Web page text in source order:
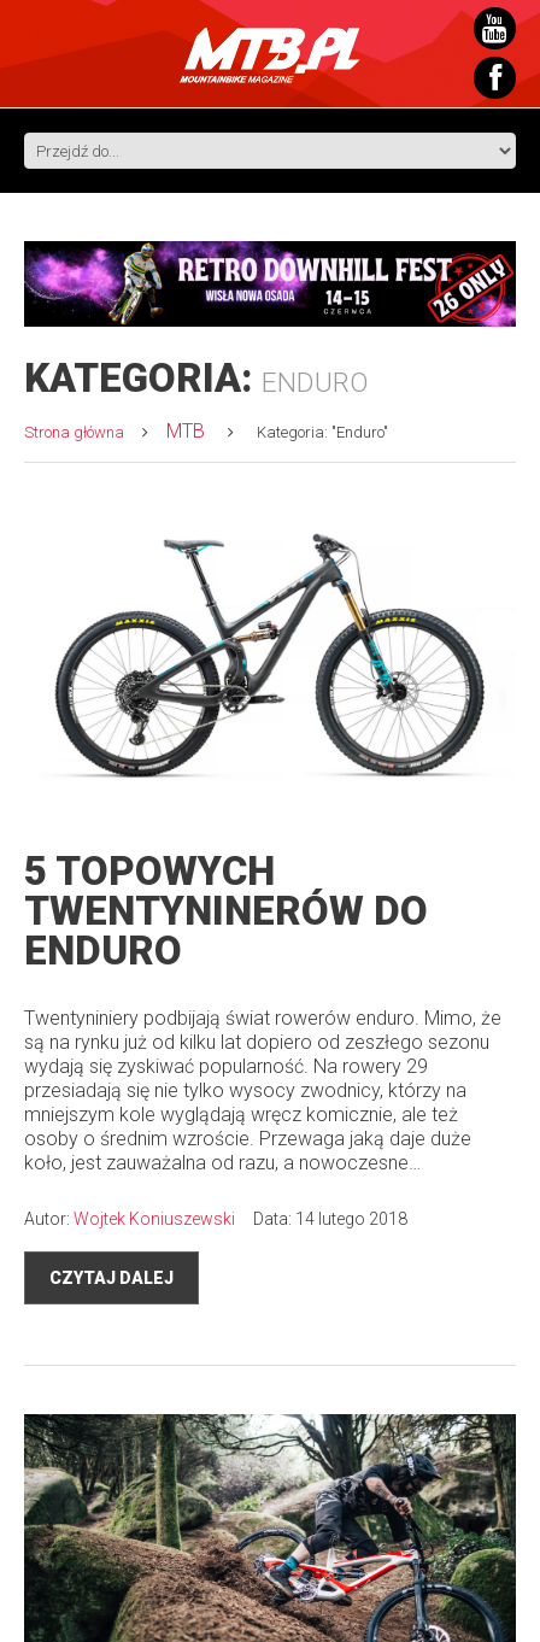
KATEGORIA: ENDURO
Strona główna MTB Kategoria: "Enduro"
5 TOPOWYCH
TWENTYNINERÓW DO
ENDURO
Twentyniniery podbijają świat rowerów enduro. Mimo, że
są na rynku już od kilku lat dopiero od zeszłego sezonu
wydają się zyskiwać popularność. Na rowery 29
przesiadają się nie tylko wysocy zwodnicy, którzy na
mniejszym kole wyglądają wręcz komicznie, ale też
osoby o średnim wzroście. Przewaga jaką daje duże
koło, jest zauważalna od razu, a nowoczesne…
Autor: Wojtek Koniuszewski Data: 14 lutego 2018
CZYTAJ DALEJ